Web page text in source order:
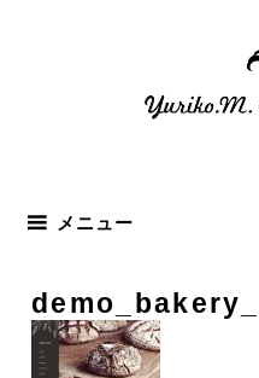
ス
メニュー